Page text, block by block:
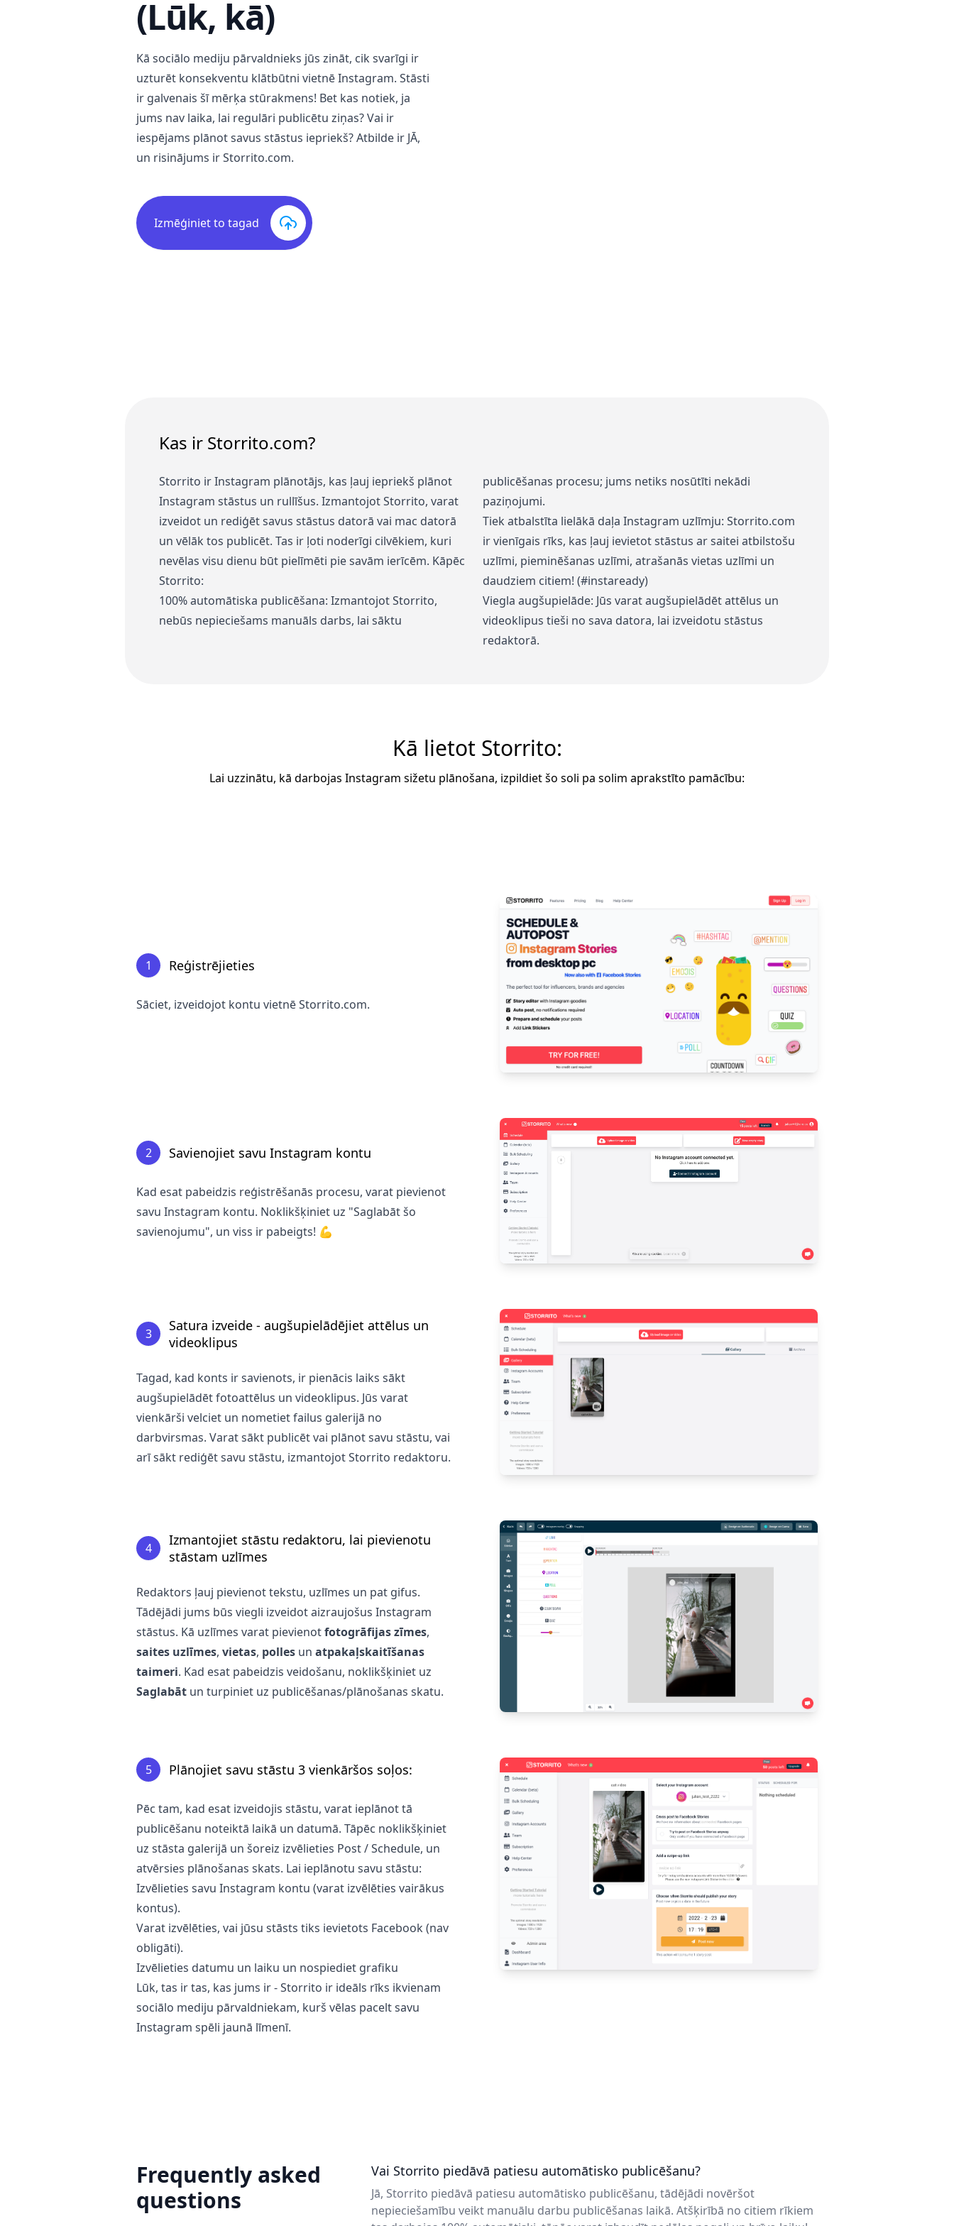
(Lūk, kā)
Kā sociālo mediju pārvaldnieks jūs zināt, cik svarīgi ir
uzturēt konsekventu klātbūtni vietnē Instagram. Stāsti
ir galvenais šī mērķa stūrakmens! Bet kas notiek, ja
jums nav laika, lai regulāri publicētu ziņas? Vai ir
iespējams plānot savus stāstus iepriekš? Atbilde ir JĀ,
un risinājums irStorrito.com.
Izmēģiniet to tagad
Kas ir Storrito.com?
Storrito ir Instagram plānotājs, kas ļauj iepriekš plānot
Instagram stāstus un rullīšus. Izmantojot Storrito, varat
izveidot un rediģēt savus stāstus datorā vai mac datorā
un vēlāk tos publicēt. Tas ir ļoti noderīgi cilvēkiem, kuri
nevēlas visu dienu būt pielīmēti pie savām ierīcēm. Kāpēc
Storrito:
100% automātiska publicēšana: Izmantojot Storrito,
nebūs nepieciešams manuāls darbs, lai sāktu
publicēšanas procesu; jums netiks nosūtīti nekādi
paziņojumi.
Tiek atbalstīta lielākā daļa Instagram uzlīmju: Storrito.com
ir vienīgais rīks, kas ļauj ievietot stāstus ar saitei atbilstošu
uzlīmi, pieminēšanas uzlīmi, atrašanās vietas uzlīmi un
daudziem citiem! (#instaready)
Viegla augšupielāde: Jūs varat augšupielādēt attēlus un
videoklipus tieši no sava datora, lai izveidotu stāstus
redaktorā.
Kā lietot Storrito:
Lai uzzinātu, kā darbojas Instagram sižetu plānošana, izpildiet šo soli pa solim aprakstīto pamācību:
1 Reģistrējieties
Sāciet, izveidojot kontu vietnē Storrito.com.
2 Savienojiet savu Instagram kontu
Kad esat pabeidzis reģistrēšanās procesu, varat pievienot
savu Instagram kontu. Noklikšķiniet uz "Saglabāt šo
savienojumu", un viss ir pabeigts! 💪
3
Satura izveide - augšupielādējiet attēlus un
videoklipus
Tagad, kad konts ir savienots, ir pienācis laiks sākt
augšupielādēt fotoattēlus un videoklipus. Jūs varat
vienkārši velciet un nometiet failus galerijā no
darbvirsmas. Varat sākt publicēt vai plānot savu stāstu, vai
arī sākt rediģēt savu stāstu, izmantojot Storrito redaktoru.
4
Izmantojiet stāstu redaktoru, lai pievienotu
stāstam uzlīmes
Redaktors ļauj pievienot tekstu, uzlīmes un pat gifus.
Tādējādi jums būs viegli izveidot aizraujošus Instagram
stāstus. Kā uzlīmes varat pievienotfotogrāfijas zīmes,
saites uzlīmes, vietas, polles un atpakaļskaitīšanas
taimeri. Kad esat pabeidzis veidošanu, noklikšķiniet uz
Saglabāt un turpiniet uz publicēšanas/plānošanas skatu.
5 Plānojiet savu stāstu 3 vienkāršos soļos:
Pēc tam, kad esat izveidojis stāstu, varat ieplānot tā
publicēšanu noteiktā laikā un datumā. Tāpēc noklikšķiniet
uz stāsta galerijā un šoreiz izvēlieties Post / Schedule, un
atvērsies plānošanas skats. Lai ieplānotu savu stāstu:
Izvēlieties savu Instagram kontu (varat izvēlēties vairākus
kontus).
Varat izvēlēties, vai jūsu stāsts tiks ievietots Facebook (nav
obligāti).
Izvēlieties datumu un laiku un nospiediet grafiku
Lūk, tas ir tas, kas jums ir - Storrito ir ideāls rīks ikvienam
sociālo mediju pārvaldniekam, kurš vēlas pacelt savu
Instagram spēli jaunā līmenī.
Frequently asked
questions
Vai Storrito piedāvā patiesu automātisko publicēšanu?
Jā, Storrito piedāvā patiesu automātisko publicēšanu, tādējādi novēršot
nepieciešamību veikt manuālu darbu publicēšanas laikā. Atšķirībā no citiem rīkiem